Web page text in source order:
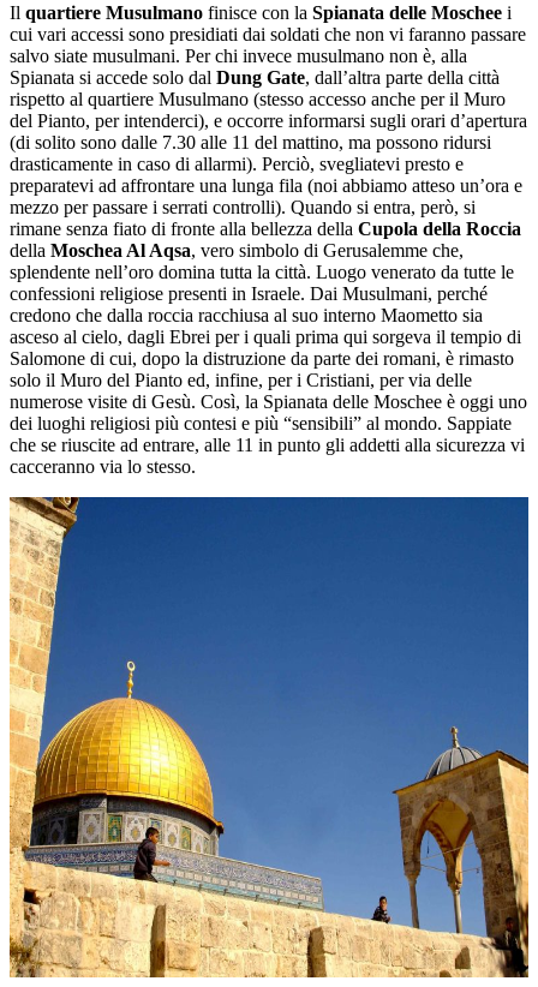
Il quartiere Musulmano finisce con la Spianata delle Moschee i
cui vari accessi sono presidiati dai soldati che non vi faranno passare
salvo siate musulmani. Per chi invece musulmano non è, alla
Spianata si accede solo dal Dung Gate, dall’altra parte della città
rispetto al quartiere Musulmano (stesso accesso anche per il Muro
del Pianto, per intenderci), e occorre informarsi sugli orari d’apertura
(di solito sono dalle 7.30 alle 11 del mattino, ma possono ridursi
drasticamente in caso di allarmi). Perciò, svegliatevi presto e
preparatevi ad affrontare una lunga fila (noi abbiamo atteso un’ora e
mezzo per passare i serrati controlli). Quando si entra, però, si
rimane senza fiato di fronte alla bellezza della Cupola della Roccia
della Moschea Al Aqsa, vero simbolo di Gerusalemme che,
splendente nell’oro domina tutta la città. Luogo venerato da tutte le
confessioni religiose presenti in Israele. Dai Musulmani, perché
credono che dalla roccia racchiusa al suo interno Maometto sia
asceso al cielo, dagli Ebrei per i quali prima qui sorgeva il tempio di
Salomone di cui, dopo la distruzione da parte dei romani, è rimasto
solo il Muro del Pianto ed, infine, per i Cristiani, per via delle
numerose visite di Gesù. Così, la Spianata delle Moschee è oggi uno
dei luoghi religiosi più contesi e più “sensibili” al mondo. Sappiate
che se riuscite ad entrare, alle 11 in punto gli addetti alla sicurezza vi
cacceranno via lo stesso.